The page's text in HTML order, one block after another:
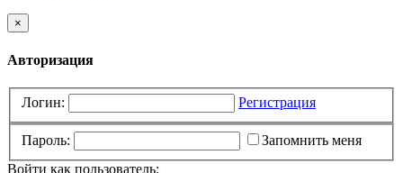
×
Авторизация
Логин: Регистрация
Пароль:
Запомнить меня
Войти как пользователь: